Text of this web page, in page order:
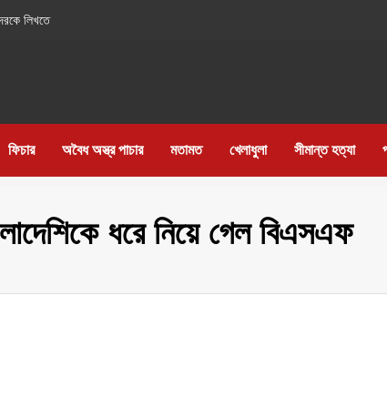
লিখতে
ফিচার অবৈধ অস্ত্র পাচার মতামত খেলাধুলা সীমান্ত হত্যা
ধরে নিয়ে গেল বিএসএফ